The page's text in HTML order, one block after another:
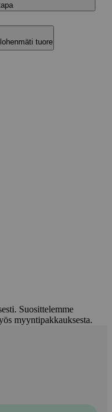
tuore
Suosittelemme
myyntipakkauksesta.